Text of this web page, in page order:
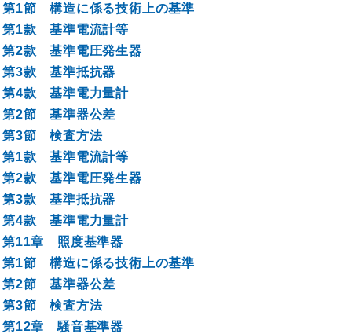
第1節 構造に係る技術上の基準
第1款 基準電流計等
第2款 基準電圧発生器
第3款 基準抵抗器
第4款 基準電力量計
第2節 基準器公差
第3節 検査方法
第1款 基準電流計等
第2款 基準電圧発生器
第3款 基準抵抗器
第4款 基準電力量計
第11章 照度基準器
第1節 構造に係る技術上の基準
第2節 基準器公差
第3節 検査方法
第12章 騒音基準器